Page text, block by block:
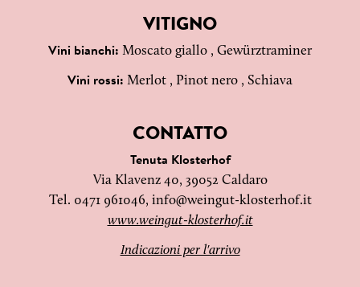
VITIGNO
Vini bianchi: Moscato giallo , Gewürztraminer
Vini rossi: Merlot , Pinot nero , Schiava
CONTATTO
Tenuta Klosterhof
Via Klavenz 40, 39052 Caldaro
Tel. 0471 961046, info@weingut-klosterhof.it
www.weingut-klosterhof.it
Indicazioni per l'arrivo